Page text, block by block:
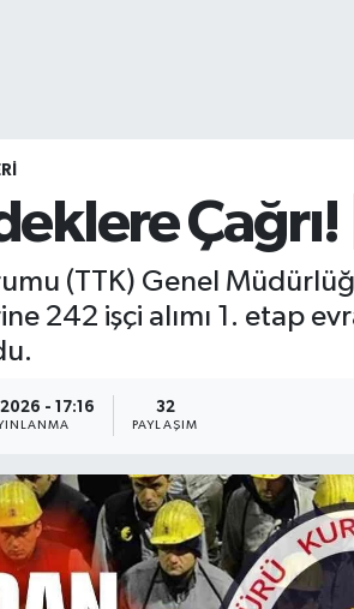
(TTK) Genel
242 işçi alımı 1. etap
- 17:16 32
PAYLAŞIM